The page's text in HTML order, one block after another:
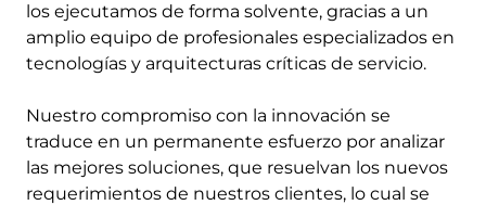
los ejecutamos de forma solvente, gracias a un
amplio equipo de profesionales especializados en
tecnologías y arquitecturas críticas de servicio.
Nuestro compromiso con la innovación se
traduce en un permanente esfuerzo por analizar
las mejores soluciones, que resuelvan los nuevos
requerimientos de nuestros clientes, lo cual se